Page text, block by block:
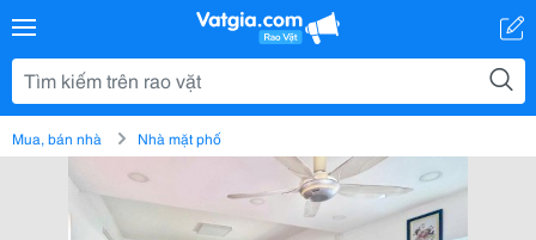
Mua, bán nhà Nhà mặt phố